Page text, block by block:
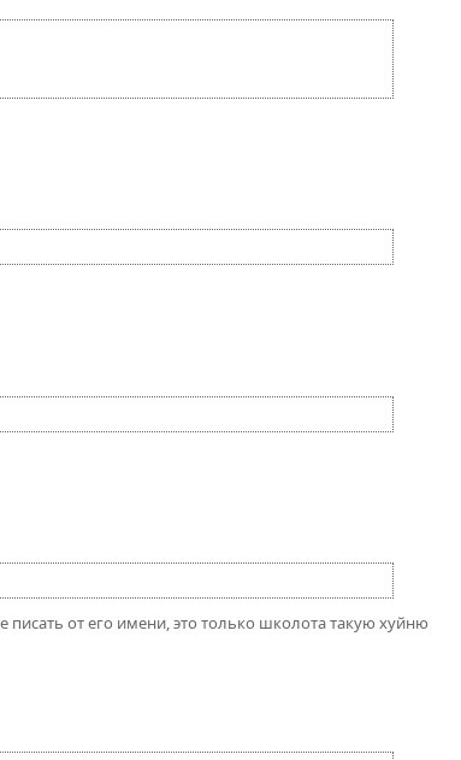
от его имени, это только школота такую хуйню